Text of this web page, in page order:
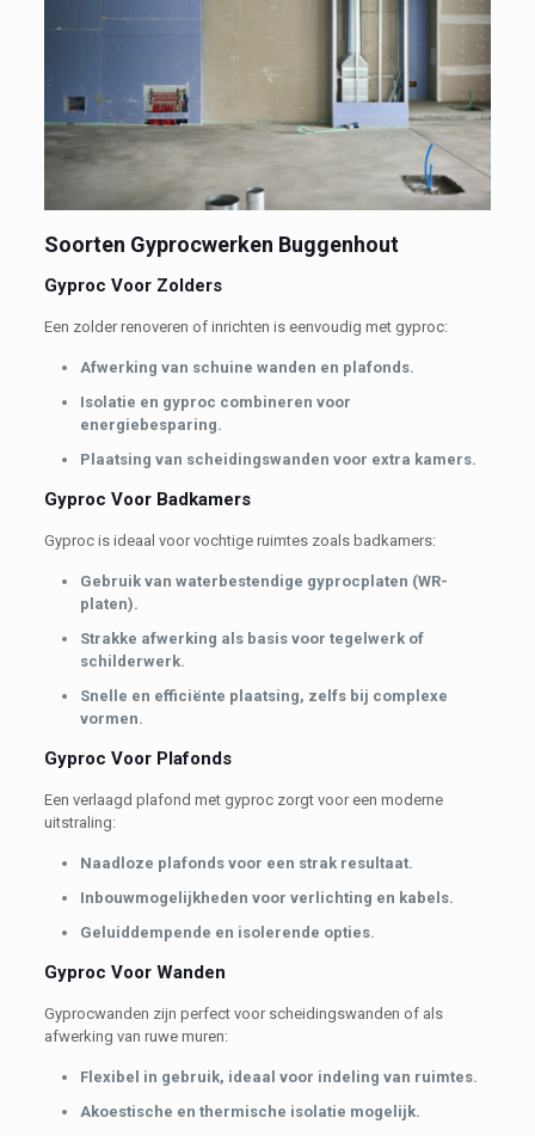
Soorten Gyprocwerken Buggenhout
Gyproc Voor Zolders
Een zolder renoveren of inrichten is eenvoudig met gyproc:
Afwerking van schuine wanden en plafonds.
Isolatie en gyproc combineren voor
energiebesparing.
Plaatsing van scheidingswanden voor extra kamers.
Gyproc Voor Badkamers
Gyproc is ideaal voor vochtige ruimtes zoals badkamers:
Gebruik van waterbestendige gyprocplaten (WR-
platen).
Strakke afwerking als basis voor tegelwerk of
schilderwerk.
Snelle en efficiënte plaatsing, zelfs bij complexe
vormen.
Gyproc Voor Plafonds
Een verlaagd plafond met gyproc zorgt voor een moderne
uitstraling:
Naadloze plafonds voor een strak resultaat.
Inbouwmogelijkheden voor verlichting en kabels.
Geluiddempende en isolerende opties.
Gyproc Voor Wanden
Gyprocwanden zijn perfect voor scheidingswanden of als
afwerking van ruwe muren:
Flexibel in gebruik, ideaal voor indeling van ruimtes.
Akoestische en thermische isolatie mogelijk.